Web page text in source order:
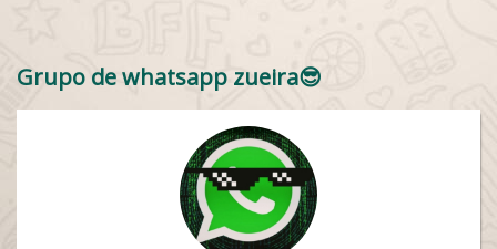
Grupo de whatsapp zueira😎